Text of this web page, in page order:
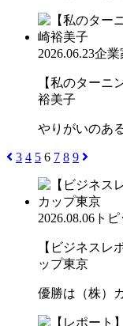
2026.06.23企業
【私のター
裕美子
やりがいのあ
3 4 5 6 7 8 9
2026.08.06 ト
【ビジネスレ
ップ東京
優勝は（株）